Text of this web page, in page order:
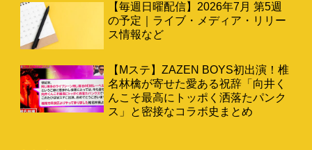
【毎週日曜配信】2026年7月 第5週
の予定｜ライブ・メディア・リリー
ス情報など
【Mステ】ZAZEN BOYS初出演！椎
名林檎が寄せた愛ある祝辞「向井く
んこそ最高にトッポく洒落たパンク
ス」と密接なコラボ史まとめ